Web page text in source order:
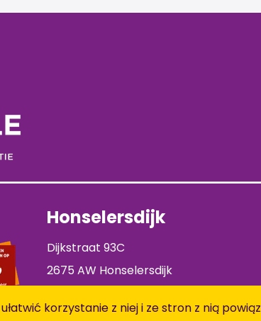
Honselersdijk
Dijkstraat 93C
2675 AW Honselersdijk
korzystanie z niej i ze stron z nią